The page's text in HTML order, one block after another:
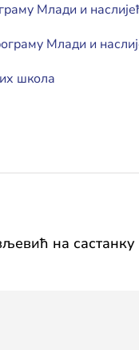
Млади и
Млади и
школа